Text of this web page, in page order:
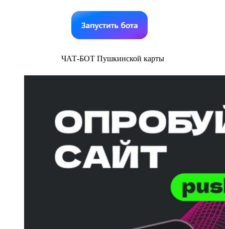
ЧАТ-БОТ Пушкинской карты